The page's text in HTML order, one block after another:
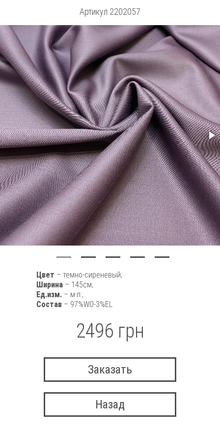
Артикул 2202057
Цвет – темно-сиреневый;
Ширина – 145см;
Ед.изм. – м.п.;
Состав – 97%WO-3%EL
2496 грн
Заказать
Назад